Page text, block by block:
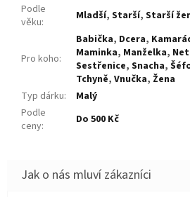
Podle
věku: Mladší, Starší, Starší
Pro koho:
Babička, Dcera,
Maminka, Manželka,
Sestřenice, Snacha,
Tchyně, Vnučka, Žena
Typ dárku:
Malý
Podle
ceny: Do 500 Kč